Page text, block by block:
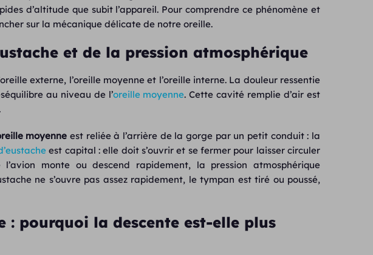
d’altitude que subit l’appareil. Pour comprendre ce phénomène et
sur la mécanique délicate de notre oreille.
et de la pression atmosphérique
externe, l’oreille moyenne et l’oreille interne. La douleur ressentie
au niveau de l’oreille moyenne. Cette cavité remplie d’air est
moyenne est reliée à l’arrière de la gorge par un petit conduit : la
est capital : elle doit s’ouvrir et se fermer pour laisser circuler
l’avion monte ou descend rapidement, la pression atmosphérique
ne s’ouvre pas assez rapidement, le tympan est tiré ou poussé,
: pourquoi la descente est-elle plus